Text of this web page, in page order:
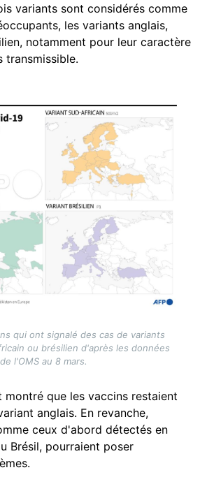
variants sont considérés comme
les variants anglais,
notamment pour leur caractère
transmissible.
qui ont signalé des cas de variants
ou brésilien d'après les données
de l'OMS au 8 mars.
montré que les vaccins restaient
anglais. En revanche,
ceux d'abord détectés en
Brésil, pourraient poser